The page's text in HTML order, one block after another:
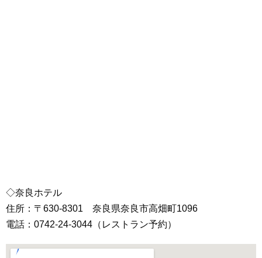
◇奈良ホテル
住所：〒630-8301 奈良県奈良市高畑町1096
電話：0742-24-3044（レストラン予約）